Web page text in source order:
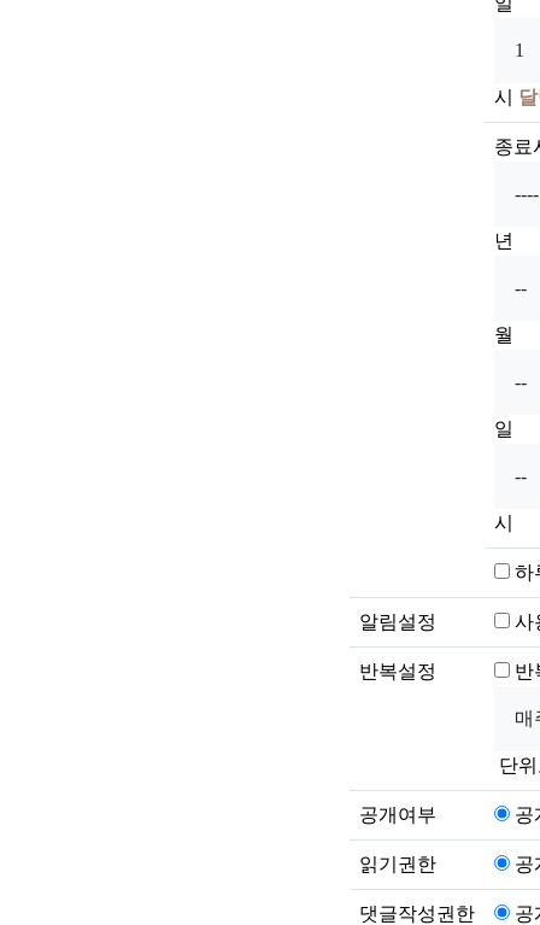
시
종료
년
월
일
시
하
알림설정 사
반복설정
단
공개여부
읽기권한
댓글작성권한